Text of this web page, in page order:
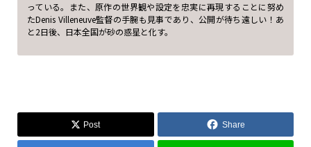
っている。また、原作の世界観や設定を忠実に再現することに努め
たDenis Villeneuve監督の手腕も見事であり、公開が待ち遠しい！あ
と2日後、日本全国が砂の惑星と化す。
Post Share